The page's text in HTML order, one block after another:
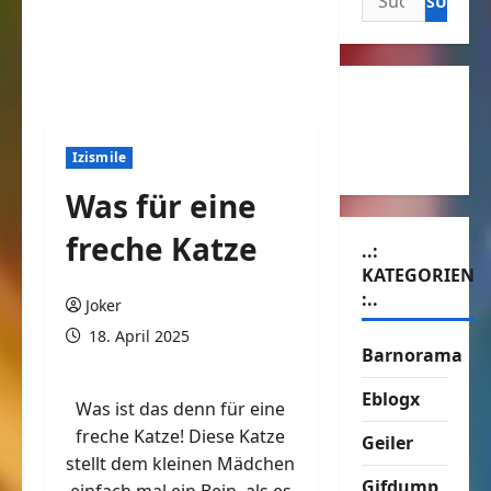
Izismile
Was für eine
freche Katze
Joker
18. April 2025
Was ist das denn für eine
freche Katze! Diese Katze
stellt dem kleinen Mädchen
nach:
..:
KATEGORIEN
:..
Barnorama
Eblogx
Geiler